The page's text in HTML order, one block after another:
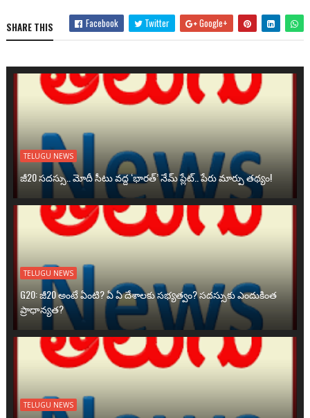
SHARE THIS Facebook Twitter Google+
TELUGU NEWS
జీ20 సదస్సు.. మోదీ సీటు వద్ద ‘భారత్’ నేమ్ ప్లేట్‌.. పేరు మార్పు తథ్యం!
TELUGU NEWS
G20: జీ20 అంటే ఏంటి? ఏ ఏ దేశాలకు సభ్యత్వం? సదస్సుకు ఎందుకింత
ప్రాధాన్యత?
TELUGU NEWS